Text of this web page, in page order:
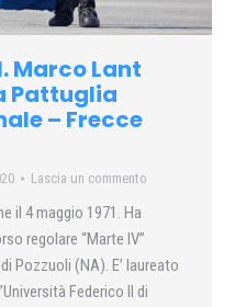
Marco Lant
Pattuglia
– Frecce
Lascia un commento
il 4 maggio 1971. Ha
regolare “Marte IV”
Pozzuoli (NA). E’ laureato
Federico II di